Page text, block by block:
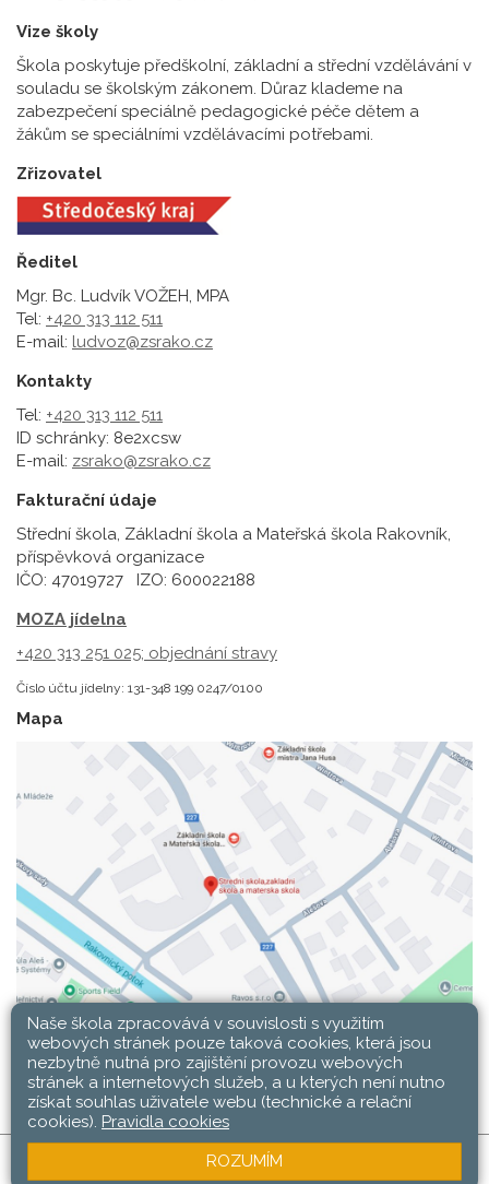
Vize školy
Škola poskytuje předškolní, základní a střední vzdělávání v
souladu se školským zákonem. Důraz klademe na
zabezpečení speciálně pedagogické péče dětem a
žákům se speciálními vzdělávacími potřebami.
Zřizovatel
Ředitel
Mgr. Bc. Ludvík VOŽEH, MPA
Tel: +420 313 112 511
E-mail: ludvoz@zsrako.cz
Kontakty
Tel: +420 313 112 511
ID schránky: 8e2xcsw
E-mail: zsrako@zsrako.cz
Fakturační údaje
Střední škola, Základní škola a Mateřská škola Rakovník,
příspěvková organizace
IČO: 47019727 IZO: 600022188
MOZA jídelna
+420 313 251 025; objednání stravy
Číslo účtu jídelny: 131-348 199 0247/0100
Mapa
SŠ, ZŠ a MŠ Rakovník © 2026 |Mapa stránek
Naše škola zpracovává v souvislosti s využitím
webových stránek pouze taková cookies, která jsou
nezbytně nutná pro zajištění provozu webových
stránek a internetových služeb, a u kterých není nutno
získat souhlas uživatele webu (technické a relační
cookies). Pravidla cookies
ROZUMÍM